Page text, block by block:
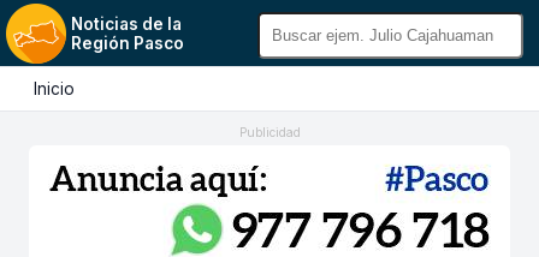
Noticias de la
Región Pasco
Inicio
Publicidad